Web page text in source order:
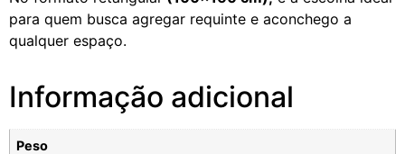
para quem busca agregar requinte e aconchego a
qualquer espaço.
Informação adicional
Peso